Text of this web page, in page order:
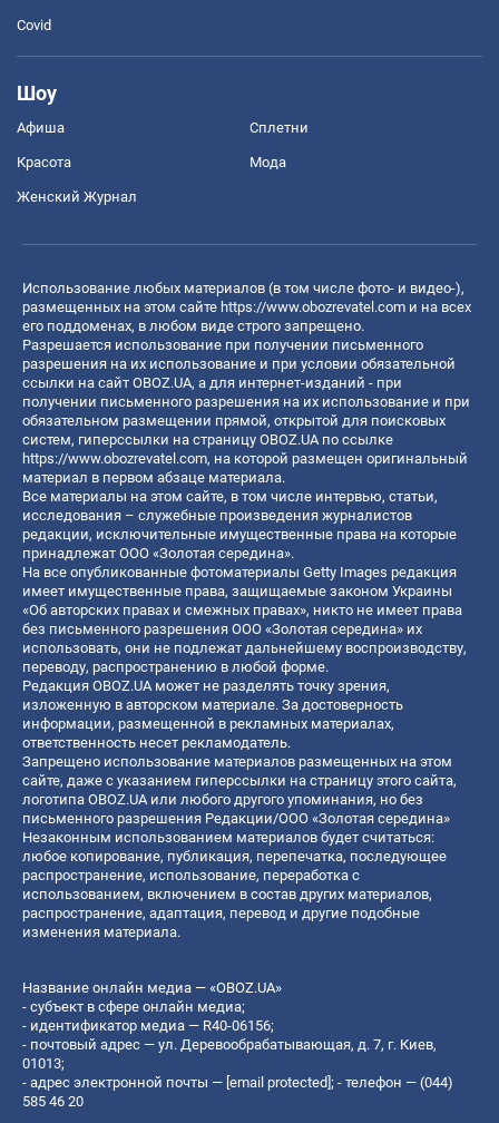
Covid
Шоу
Афиша Сплетни
Красота Мода
Женский Журнал
Использование любых материалов (в том числе фото- и видео-),
размещенных на этом сайте https://www.obozrevatel.com и на всех
его поддоменах, в любом виде строго запрещено.
Разрешается использование при получении письменного
разрешения на их использование и при условии обязательной
ссылки на сайт OBOZ.UA, а для интернет-изданий - при
получении письменного разрешения на их использование и при
обязательном размещении прямой, открытой для поисковых
систем, гиперссылки на страницу OBOZ.UA по ссылке
https://www.obozrevatel.com, на которой размещен оригинальный
материал в первом абзаце материала.
Все материалы на этом сайте, в том числе интервью, статьи,
исследования – служебные произведения журналистов
редакции, исключительные имущественные права на которые
принадлежат ООО «Золотая середина».
На все опубликованные фотоматериалы Getty Images редакция
имеет имущественные права, защищаемые законом Украины
«Об авторских правах и смежных правах», никто не имеет права
без письменного разрешения ООО «Золотая середина» их
использовать, они не подлежат дальнейшему воспроизводству,
переводу, распространению в любой форме.
Редакция OBOZ.UA может не разделять точку зрения,
изложенную в авторском материале. За достоверность
информации, размещенной в рекламных материалах,
ответственность несет рекламодатель.
Запрещено использование материалов размещенных на этом
сайте, даже с указанием гиперссылки на страницу этого сайта,
логотипа OBOZ.UA или любого другого упоминания, но без
письменного разрешения Редакции/ООО «Золотая середина»
Незаконным использованием материалов будет считаться:
любое копирование, публикация, перепечатка, последующее
распространение, использование, переработка с
использованием, включением в состав других материалов,
распространение, адаптация, перевод и другие подобные
изменения материала.
Название онлайн медиа — «OBOZ.UA»
- субъект в сфере онлайн медиа;
- идентификатор медиа — R40-06156;
- почтовый адрес — ул. Деревообрабатывающая, д. 7, г. Киев,
01013;
- адрес электронной почты — [email protected]; - телефон — (044)
585 46 20